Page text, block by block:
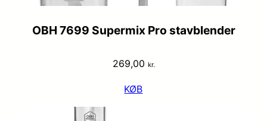
OBH 7699 Supermix Pro stavblender
269,00 kr.
KØB